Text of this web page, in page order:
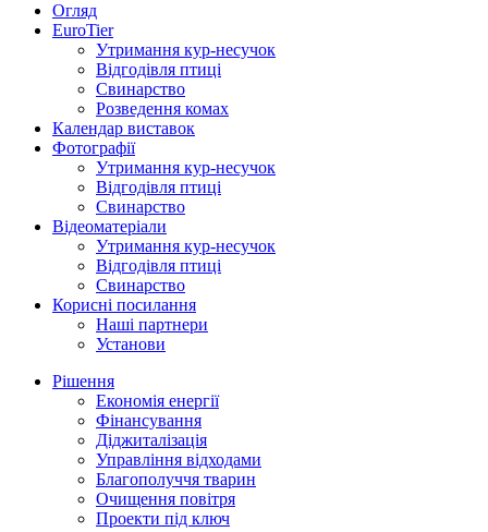
Огляд
EuroTier
Утримання кур-несучок
Відгодівля птиці
Свинарство
Розведення комах
Календар виставок
Фотографії
Утримання кур-несучок
Відгодівля птиці
Свинарство
Відеоматеріали
Утримання кур-несучок
Відгодівля птиці
Свинарство
Корисні посилання
Наші партнери
Установи
Рішення
Економія енергії
Фінансування
Діджиталізація
Управління відходами
Благополуччя тварин
Очищення повітря
Проекти під ключ